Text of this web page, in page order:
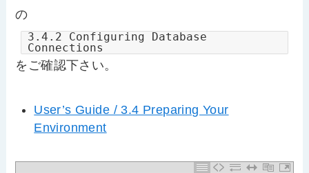
の
3.4.2 Configuring Database
Connections
をご確認下さい。
User’s Guide / 3.4 Preparing Your
Environment